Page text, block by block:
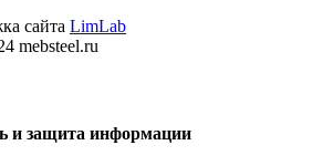
сайта LimLab
mebsteel.ru
и защита информации